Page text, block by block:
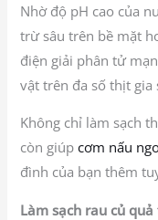
Nhờ độ pH cao của
trừ sâu trên bề mặt
điện giải phân tử
vật trên đa số thịt gia
Không chỉ làm sạch
còn giúp cơm nấu
đình của bạn thêm
Làm sạch rau củ